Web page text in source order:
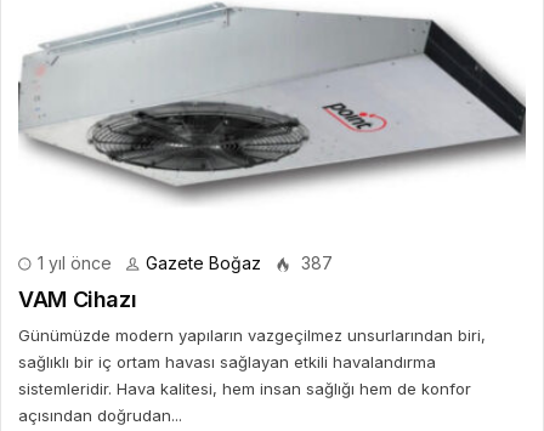
1 yıl önce Gazete Boğaz 387
VAM Cihazı
Günümüzde modern yapıların vazgeçilmez unsurlarından biri,
sağlıklı bir iç ortam havası sağlayan etkili havalandırma
sistemleridir. Hava kalitesi, hem insan sağlığı hem de konfor
açısından doğrudan...